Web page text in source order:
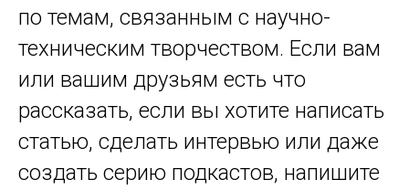
по темам, связанным с научно-
техническим творчеством. Если вам
или вашим друзьям есть что
рассказать, если вы хотите написать
статью, сделать интервью или даже
создать серию подкастов, напишите